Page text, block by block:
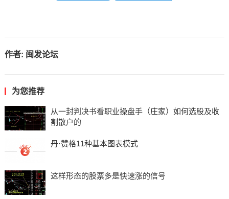
作者: 闽发论坛
为您推荐
从一封判决书看职业操盘手（庄家）如何选股及收
割散户的
丹·赞格11种基本图表模式
这样形态的股票多是快速涨的信号